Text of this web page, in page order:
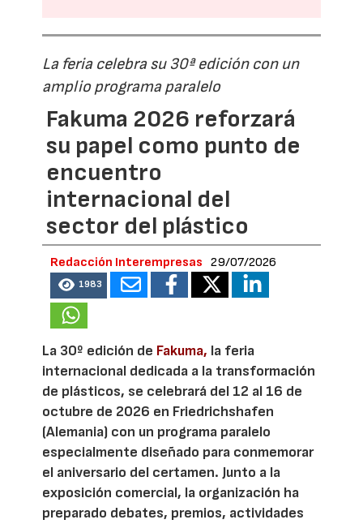
La feria celebra su 30ª edición con un
amplio programa paralelo
Fakuma 2026 reforzará
su papel como punto de
encuentro
internacional del
sector del plástico
Redacción Interempresas 29/07/2026
1983
La 30º edición de Fakuma, la feria
internacional dedicada a la transformación
de plásticos, se celebrará del 12 al 16 de
octubre de 2026 en Friedrichshafen
(Alemania) con un programa paralelo
especialmente diseñado para conmemorar
el aniversario del certamen. Junto a la
exposición comercial, la organización ha
preparado debates, premios, actividades